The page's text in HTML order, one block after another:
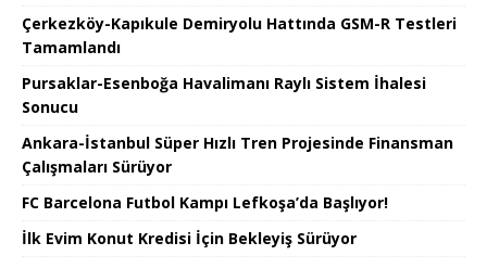
Çerkezköy-Kapıkule Demiryolu Hattında GSM-R Testleri
Tamamlandı
Pursaklar-Esenboğa Havalimanı Raylı Sistem İhalesi
Sonucu
Ankara-İstanbul Süper Hızlı Tren Projesinde Finansman
Çalışmaları Sürüyor
FC Barcelona Futbol Kampı Lefkoşa’da Başlıyor!
İlk Evim Konut Kredisi İçin Bekleyiş Sürüyor